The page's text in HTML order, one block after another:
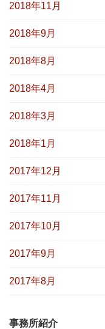
2018年11月
2018年9月
2018年8月
2018年4月
2018年3月
2018年1月
2017年12月
2017年11月
2017年10月
2017年9月
2017年8月
事務所紹介